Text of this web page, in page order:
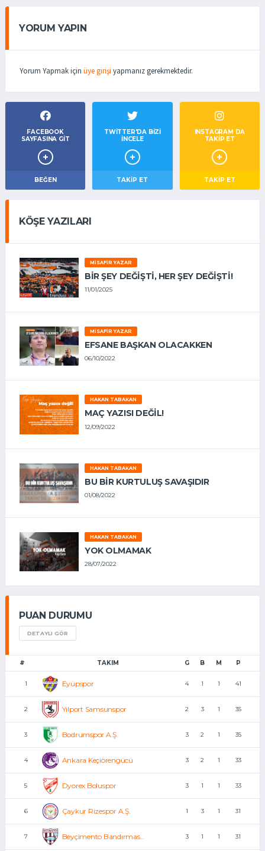
YORUM YAPIN
Yorum Yapmak için üye girişi yapmanız gerekmektedir.
FACEBOOK
SAYFASINA GIT
BEĞEN
TWITTER'DA BIZI
İNCELE
TAKIP ET
INSTAGRAM DA
TAKİP ET
TAKİP ET
KÖŞE YAZILARI
MISAFIR YAZAR
BIR ŞEY DEĞIŞTI, HER ŞEY DEĞIŞTI!
11/01/2025
MISAFIR YAZAR
EFSANE BAŞKAN OLACAKKEN
06/10/2022
HAKAN TABAKAN
MAÇ YAZISI DEĞİL!
12/09/2022
HAKAN TABAKAN
BU BİR KURTULUŞ SAVAŞIDIR
01/08/2022
HAKAN TABAKAN
YOK OLMAMAK
28/07/2022
PUAN DURUMU
DETAYLI GÖR
# TAKIM G B M P
1 Eyüpspor 4 1 1 41
2 Yılport Samsunspor 2 3 1 35
3 Bodrumspor A.Ş. 3 2 1 35
4 Ankara Keçiörengücü 3 2 1 33
5 Dyorex Boluspor 3 1 1 33
6 Çaykur Rizespor A.Ş. 1 3 1 31
7 Beyçimento Bandırmas... 3 1 1 31